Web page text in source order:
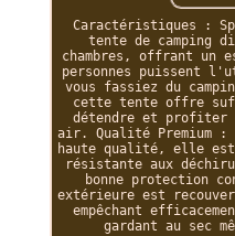
Caractéristiques :
tente de camping
chambres, offrant un
personnes puissent
vous fassiez du
cette tente offre
détendre et profiter
air. Qualité Premium :
haute qualité, elle
résistante aux
bonne protection
extérieure est
empêchant
gardant au sec